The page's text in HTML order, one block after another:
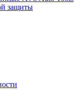
защиты